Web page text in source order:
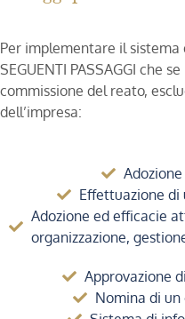
Per implementare il
SEGUENTI PASSAGGI che
commissione del reato,
dell’impresa:
Effettuazione di
Adozione ed efficacie
organizzazione,
Approvazione
Nomina di un